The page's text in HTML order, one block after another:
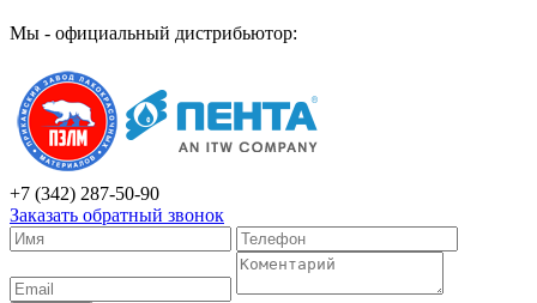
Мы - официальный дистрибьютор:
+7 (342) 287-50-90
Заказать обратный звонок